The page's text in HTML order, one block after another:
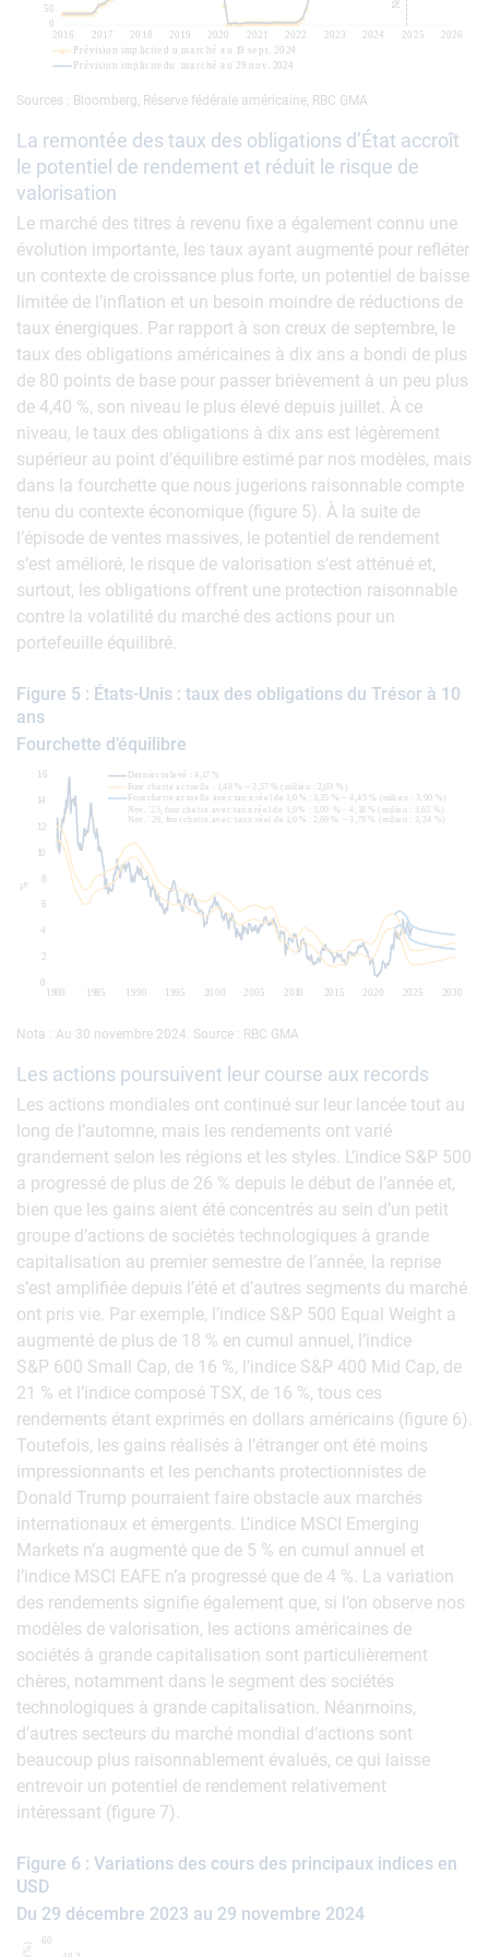
Sources : Bloomberg, Réserve fédérale américaine, RBC GMA
La remontée des taux des obligations d’État accroît
le potentiel de rendement et réduit le risque de
valorisation
Le marché des titres à revenu fixe a également connu une
évolution importante, les taux ayant augmenté pour refléter
un contexte de croissance plus forte, un potentiel de baisse
limitée de l’inflation et un besoin moindre de réductions de
taux énergiques. Par rapport à son creux de septembre, le
taux des obligations américaines à dix ans a bondi de plus
de 80 points de base pour passer brièvement à un peu plus
de 4,40 %, son niveau le plus élevé depuis juillet. À ce
niveau, le taux des obligations à dix ans est légèrement
supérieur au point d’équilibre estimé par nos modèles, mais
dans la fourchette que nous jugerions raisonnable compte
tenu du contexte économique (figure 5). À la suite de
l’épisode de ventes massives, le potentiel de rendement
s’est amélioré, le risque de valorisation s’est atténué et,
surtout, les obligations offrent une protection raisonnable
contre la volatilité du marché des actions pour un
portefeuille équilibré.
Figure 5 : États-Unis : taux des obligations du Trésor à 10
ans
Fourchette d’équilibre
Nota : Au 30 novembre 2024. Source : RBC GMA
Les actions poursuivent leur course aux records
Les actions mondiales ont continué sur leur lancée tout au
long de l’automne, mais les rendements ont varié
grandement selon les régions et les styles. L’indice S&P 500
a progressé de plus de 26 % depuis le début de l’année et,
bien que les gains aient été concentrés au sein d’un petit
groupe d’actions de sociétés technologiques à grande
capitalisation au premier semestre de l’année, la reprise
s’est amplifiée depuis l’été et d’autres segments du marché
ont pris vie. Par exemple, l’indice S&P 500 Equal Weight a
augmenté de plus de 18 % en cumul annuel, l’indice
S&P 600 Small Cap, de 16 %, l’indice S&P 400 Mid Cap, de
21 % et l’indice composé TSX, de 16 %, tous ces
rendements étant exprimés en dollars américains (figure 6).
Toutefois, les gains réalisés à l’étranger ont été moins
impressionnants et les penchants protectionnistes de
Donald Trump pourraient faire obstacle aux marchés
internationaux et émergents. L’indice MSCI Emerging
Markets n’a augmenté que de 5 % en cumul annuel et
l’indice MSCI EAFE n’a progressé que de 4 %. La variation
des rendements signifie également que, si l’on observe nos
modèles de valorisation, les actions américaines de
sociétés à grande capitalisation sont particulièrement
chères, notamment dans le segment des sociétés
technologiques à grande capitalisation. Néanmoins,
d’autres secteurs du marché mondial d’actions sont
beaucoup plus raisonnablement évalués, ce qui laisse
entrevoir un potentiel de rendement relativement
intéressant (figure 7).
Figure 6 : Variations des cours des principaux indices en
USD
Du 29 décembre 2023 au 29 novembre 2024